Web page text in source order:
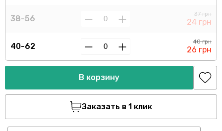
38-56
40-62
37 грн
24 грн
40 грн
26 грн
В корзину
Заказать в 1 клик